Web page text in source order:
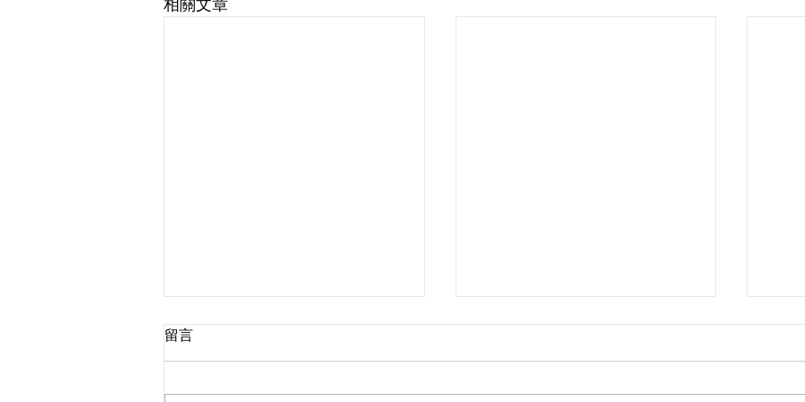
留言